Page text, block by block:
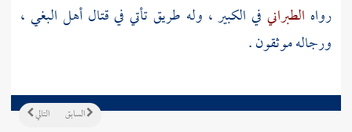
رواه الطبراني في الكبير ، وله طريق تأتي في قتال أهل البغي ،
ورجاله موثقون .
التالي السابق